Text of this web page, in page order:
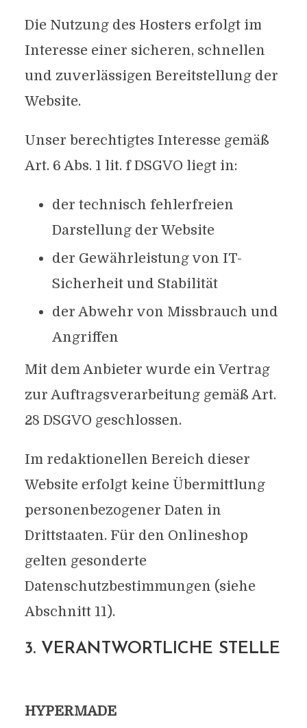
Die Nutzung des Hosters erfolgt im
Interesse einer sicheren, schnellen
und zuverlässigen Bereitstellung der
Website.
Unser berechtigtes Interesse gemäß
Art. 6 Abs. 1 lit. f DSGVO liegt in:
der technisch fehlerfreien
Darstellung der Website
der Gewährleistung von IT-
Sicherheit und Stabilität
der Abwehr von Missbrauch und
Angriffen
Mit dem Anbieter wurde ein Vertrag
zur Auftragsverarbeitung gemäß Art.
28 DSGVO geschlossen.
Im redaktionellen Bereich dieser
Website erfolgt keine Übermittlung
personenbezogener Daten in
Drittstaaten. Für den Onlineshop
gelten gesonderte
Datenschutzbestimmungen (siehe
Abschnitt 11).
3. VERANTWORTLICHE STELLE
HYPERMADE